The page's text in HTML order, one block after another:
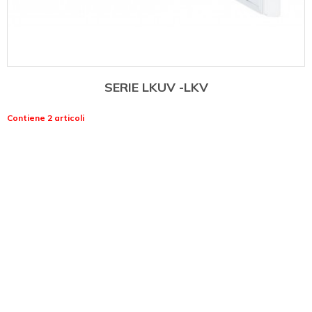
SERIE LKUV -LKV
Contiene 2 articoli